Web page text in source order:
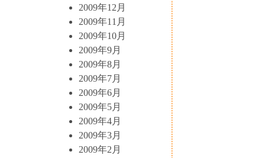
2009年12月
2009年11月
2009年10月
2009年9月
2009年8月
2009年7月
2009年6月
2009年5月
2009年4月
2009年3月
2009年2月